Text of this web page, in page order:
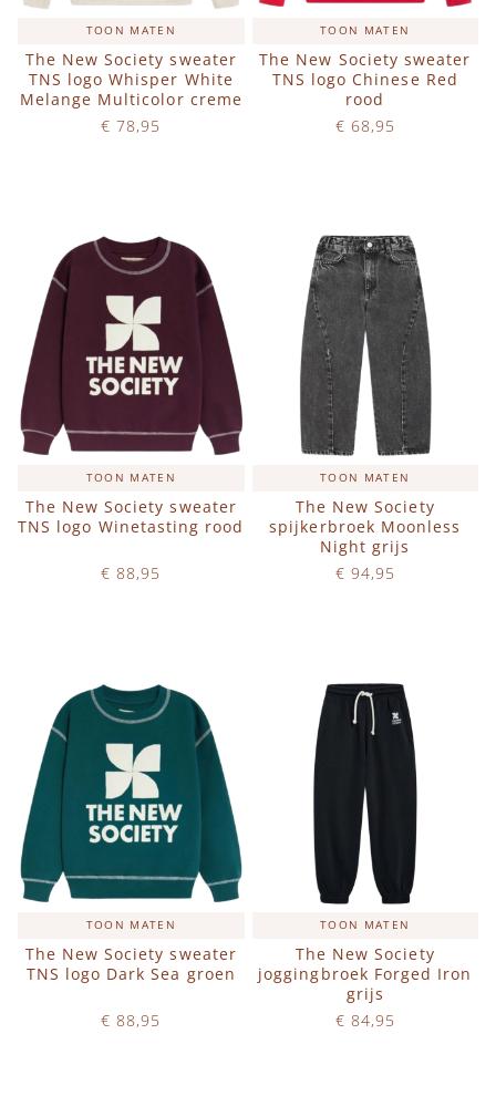
TOON MATEN
The New Society sweater
TNS logo Whisper White
Melange Multicolor creme
€ 78,95
TOON MATEN
The New Society sweater
TNS logo Chinese Red
rood
€ 68,95
TOON MATEN
The New Society sweater
TNS logo Winetasting rood
€ 88,95
TOON MATEN
The New Society
spijkerbroek Moonless
Night grijs
€ 94,95
TOON MATEN
The New Society sweater
TNS logo Dark Sea groen
€ 88,95
TOON MATEN
The New Society
joggingbroek Forged Iron
grijs
€ 84,95